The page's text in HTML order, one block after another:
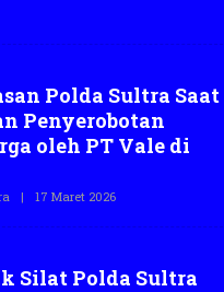
T
A
S
.
C
O
Polda Sultra Saat
Penyerobotan
oleh PT Vale di
| 17 Maret 2026O
E
E
G
Silat Polda Sultra